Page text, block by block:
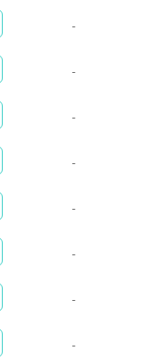
-
-
-
-
-
-
-
-